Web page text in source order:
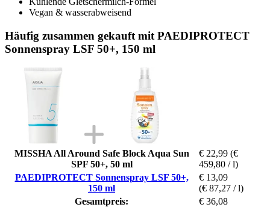
Vegan & wasserabweisend
Häufig zusammen gekauft mit PAEDIPROTECT
Sonnenspray LSF 50+, 150 ml
MISSHA All Around Safe Block Aqua Sun
SPF 50+, 50 ml
€ 22,99 (€
459,80 / l)
PAEDIPROTECT Sonnenspray LSF 50+,
150 ml
€ 13,09
(€ 87,27 / l)
Gesamtpreis:
€ 36,08